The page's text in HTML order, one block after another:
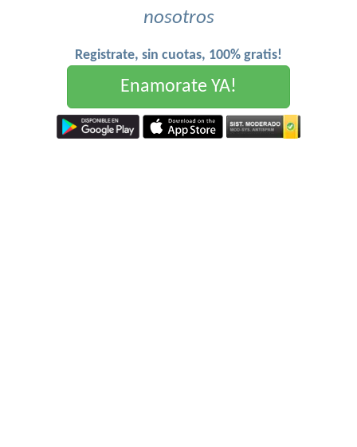
nosotros
Registrate, sin cuotas, 100% gratis!
Enamorate YA!